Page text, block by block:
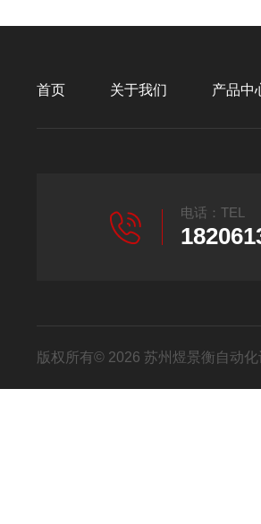
首页 关于我们 产品中
电话：TEL
版权所有© 2026 苏州煜景衡自动